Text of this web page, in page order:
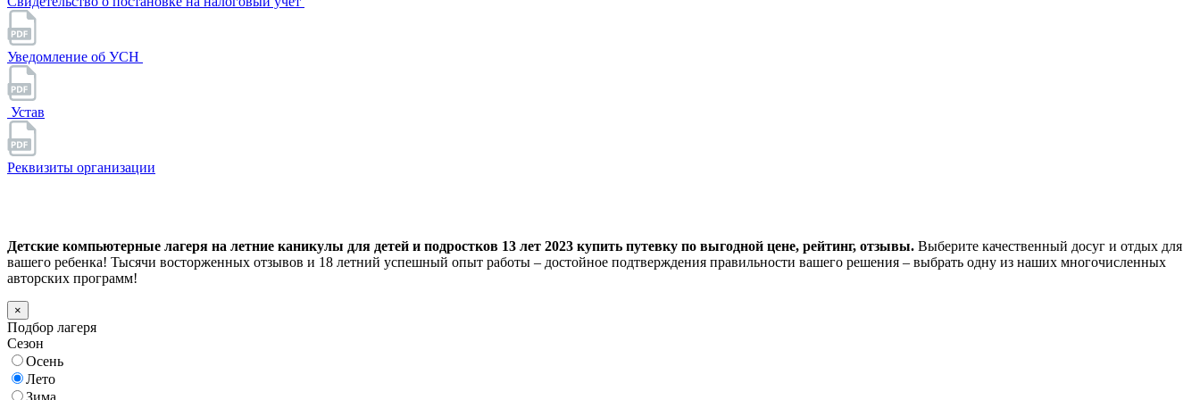
Уведомление об УСН
Устав
Реквизиты организации
Детские компьютерные лагеря на летние каникулы для детей и подростков 13 лет 2023 купить путевку по выгодной цене, рейтинг, отзывы. Выберите качественный досуг и отдых для
вашего ребенка! Тысячи восторженных отзывов и 18 летний успешный опыт работы – достойное подтверждения правильности вашего решения – выбрать одну из наших многочисленных
авторских программ!
×
Подбор лагеря
Сезон
Осень
Лето